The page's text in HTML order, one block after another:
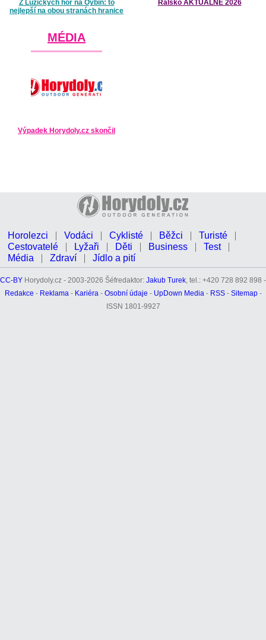
Z Lužických hor na Oybin: to
nejlepší na obou stranách hranice
Ralsko AKTUÁLNĚ 2026
MÉDIA
Výpadek Horydoly.cz skončil
Horolezci Vodáci Cyklisté Běžci
Turisté
Cestovatelé
Lyžaři Děti Business
Test
Média
Zdraví Jídlo a pití
CC-BY Horydoly.cz - 2003-2026 Šéfredaktor: Jakub Turek , tel.: +420 728 892 898 -
Redakce - Reklama - Kariéra - Osobní údaje - UpDown Media - RSS- Sitemap-
ISSN 1801-9927